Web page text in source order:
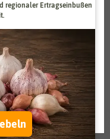
regionaler Ertragseinbußen